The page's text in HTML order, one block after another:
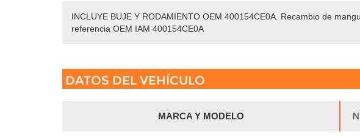
INCLUYE BUJE Y RODAMIENTO OEM 400154CE0A. Recambio de
referencia OEM IAM 400154CE0A
DATOS DEL VEHÍCULO
MARCA Y MODELO